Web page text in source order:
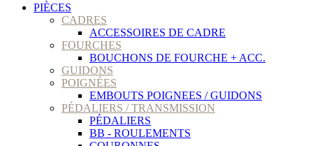
PIÈCES
CADRES
ACCESSOIRES DE CADRE
FOURCHES
BOUCHONS DE FOURCHE + ACC.
GUIDONS
POIGNÉES
EMBOUTS POIGNEES / GUIDONS
PÉDALIERS / TRANSMISSION
PÉDALIERS
BB - ROULEMENTS